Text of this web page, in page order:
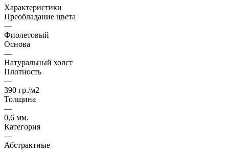
Характеристики
Преобладание цвета
—
Фиолетовый
Основа
—
Натуральный холст
Плотность
—
390 гр./м2
Толщина
—
0,6 мм.
Категория
—
Абстрактные